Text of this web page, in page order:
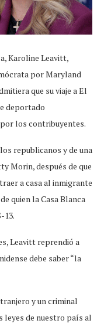
Karoline Leavitt,
por Maryland
que su viaje a El
deportado
los contribuyentes.
republicanos y de una
Morin, después de que
a casa al inmigrante
quien la Casa Blanca
13.
Leavitt reprendió a
debe saber “la
y un criminal
leyes de nuestro país al